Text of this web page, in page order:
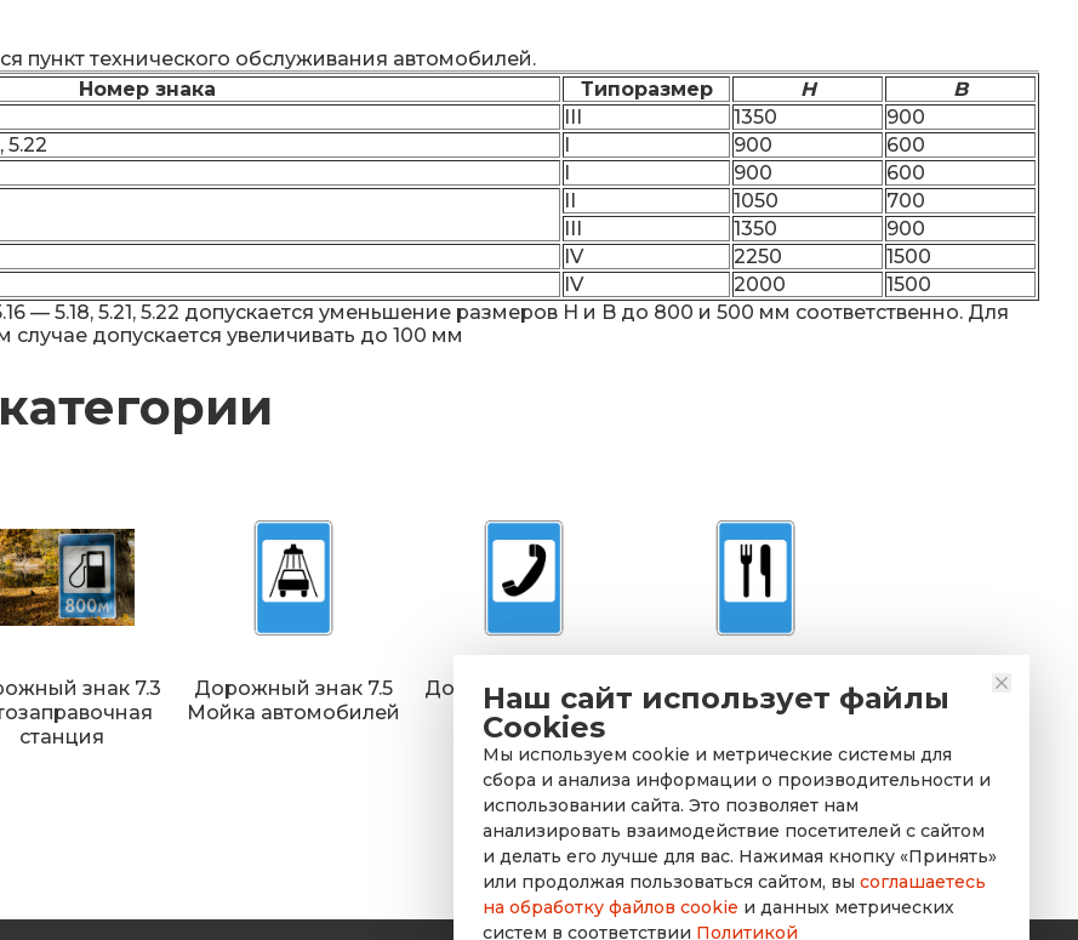
Наш сайт использует файлы
Cookies
Мы используем cookie и метрические системы для
сбора и анализа информации о производительности и
использовании сайта. Это позволяет нам
анализировать взаимодействие посетителей с сайтом
и делать его лучше для вас. Нажимая кнопку «Принять»
или продолжая пользоваться сайтом, вы соглашаетесь
на обработку файлов cookie и данных метрических
систем в соответствии Политикой
пункт технического обслуживания автомобилей.
Номер знака
Типоразмер H
B
1350
900
5.22
900
600
900
600
1050
700
1350
900
IV 2250
1500
IV 2000
1500
— 5.18, 5.21, 5.22 допускается уменьшение размеров H и B до 800 и 500 мм соответственно. Для
допускается увеличивать до 100 мм
знак 7.3
станция
Дорожный знак 7.5
Мойка автомобилей
Дорожный знак 7.6
Телефон
Дорожный знак 7.7
Пункт питания